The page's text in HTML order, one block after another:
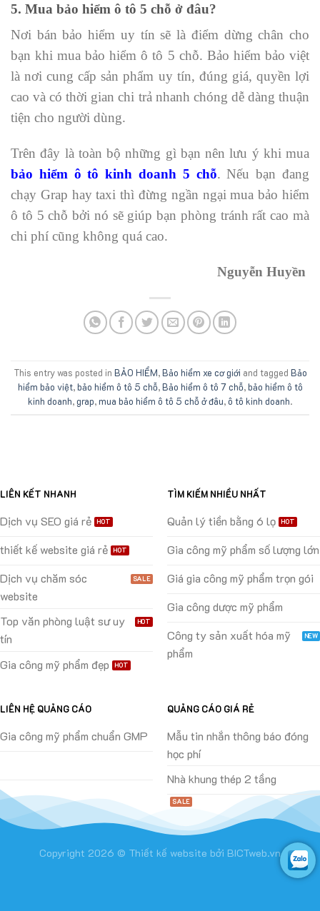
5. Mua bảo hiểm ô tô 5 chỗ ở đâu?
Nơi bán bảo hiểm uy tín sẽ là điểm dừng chân cho
bạn khi mua bảo hiểm ô tô 5 chỗ. Bảo hiểm bảo việt
là nơi cung cấp sản phẩm uy tín, đúng giá, quyền lợi
cao và có thời gian chi trả nhanh chóng dễ dàng thuận
tiện cho người dùng.
Trên đây là toàn bộ những gì bạn nên lưu ý khi mua
bảo hiểm ô tô kinh doanh 5 chỗ. Nếu bạn đang
chạy Grap hay taxi thì đừng ngần ngại mua bảo hiểm
ô tô 5 chỗ bởi nó sẽ giúp bạn phòng tránh rất cao mà
chi phí cũng không quá cao.
Nguyễn Huyền
This entry was posted in BẢO HIỂM,Bảo hiểm xe cơ giới and tagged Bảo
hiểm bảo việt,bảo hiểm ô tô 5 chỗ,Bảo hiểm ô tô 7 chỗ,bảo hiểm ô tô
kinh doanh,grap,mua bảo hiểm ô tô 5 chỗ ở đâu,ô tô kinh doanh.
LIÊN KẾT NHANH
Dịch vụ SEO giá rẻ
thiết kế website giá rẻ
Dịch vụ chăm sóc
website
Top văn phòng luật sư uy
tín
Gia công mỹ phẩm đẹp
TÌM KIẾM NHIỀU NHẤT
Quản lý tiền bằng 6 lọ
Gia công mỹ phẩm số lượng lớn
Giá gia công mỹ phẩm trọn gói
Gia công dược mỹ phẩm
Công ty sản xuất hóa mỹ
phẩm
LIÊN HỆ QUẢNG CÁO
Gia công mỹ phẩm chuẩn GMP
QUẢNG CÁO GIÁ RẺ
Mẫu tin nhắn thông báo đóng
học phí
Nhà khung thép 2 tầng
Copyright 2026 © Thiết kế website bởi BICTweb.vn